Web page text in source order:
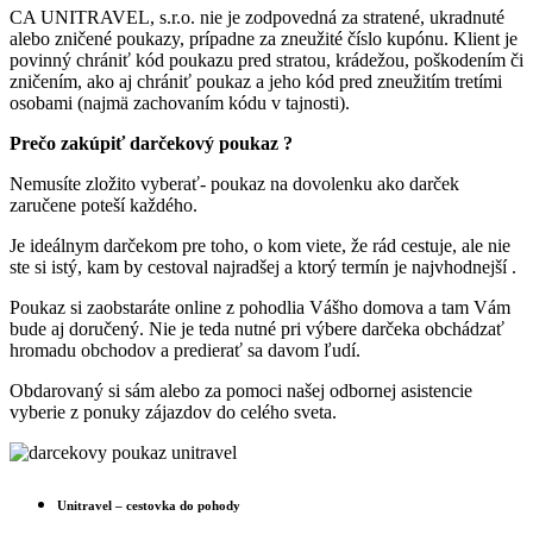
CA UNITRAVEL, s.r.o. nie je zodpovedná za stratené, ukradnuté
alebo zničené poukazy, prípadne za zneužité číslo kupónu. Klient je
povinný chrániť kód poukazu pred stratou, krádežou, poškodením či
zničením, ako aj chrániť poukaz a jeho kód pred zneužitím tretími
osobami (najmä zachovaním kódu v tajnosti).
Prečo zakúpiť darčekový poukaz ?
Nemusíte zložito vyberať- poukaz na dovolenku ako darček
zaručene poteší každého.
Je ideálnym darčekom pre toho, o kom viete, že rád cestuje, ale nie
ste si istý, kam by cestoval najradšej a ktorý termín je najvhodnejší .
Poukaz si zaobstaráte online z pohodlia Vášho domova a tam Vám
bude aj doručený. Nie je teda nutné pri výbere darčeka obchádzať
hromadu obchodov a predierať sa davom ľudí.
Obdarovaný si sám alebo za pomoci našej odbornej asistencie
vyberie z ponuky zájazdov do celého sveta.
Unitravel – cestovka do pohody